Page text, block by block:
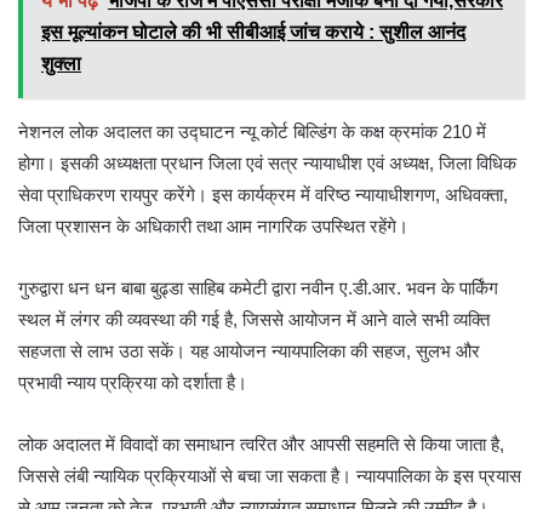
इस मूल्यांकन घोटाले की भी सीबीआई जांच कराये : सुशील आनंद
शुक्ला
नेशनल लोक अदालत का उद्घाटन न्यू कोर्ट बिल्डिंग के कक्ष क्रमांक 210 में
होगा। इसकी अध्यक्षता प्रधान जिला एवं सत्र न्यायाधीश एवं अध्यक्ष, जिला विधिक
सेवा प्राधिकरण रायपुर करेंगे। इस कार्यक्रम में वरिष्ठ न्यायाधीशगण, अधिवक्ता,
जिला प्रशासन के अधिकारी तथा आम नागरिक उपस्थित रहेंगे।
गुरुद्वारा धन धन बाबा बुढ्डा साहिब कमेटी द्वारा नवीन ए.डी.आर. भवन के पार्किंग
स्थल में लंगर की व्यवस्था की गई है, जिससे आयोजन में आने वाले सभी व्यक्ति
सहजता से लाभ उठा सकें। यह आयोजन न्यायपालिका की सहज, सुलभ और
प्रभावी न्याय प्रक्रिया को दर्शाता है।
लोक अदालत में विवादों का समाधान त्वरित और आपसी सहमति से किया जाता है,
जिससे लंबी न्यायिक प्रक्रियाओं से बचा जा सकता है। न्यायपालिका के इस प्रयास